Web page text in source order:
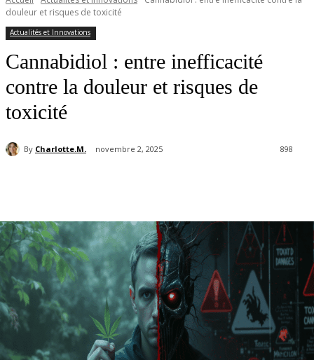
douleur et risques de toxicité
Actualités et Innovations
Cannabidiol : entre inefficacité
contre la douleur et risques de
toxicité
By Charlotte.M. novembre 2, 2025 898